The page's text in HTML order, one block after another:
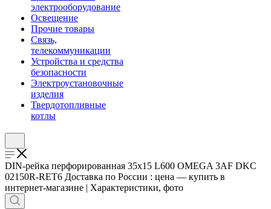
электрооборудование
Освещение
Прочие товары
Связь,
телекоммуникации
Устройства и средства
безопасности
Электроустановочные
изделия
Твердотопливные
котлы
DIN-рейка перфорированная 35х15 L600 OMEGA 3AF DKC
02150R-RET6 Доставка по России : цена — купить в
интернет-магазине | Характеристики, фото